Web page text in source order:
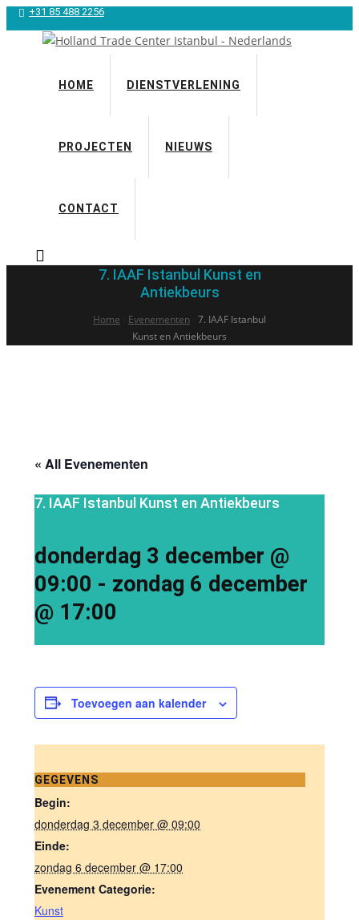
+31 85 488 2256
HOME DIENSTVERLENING
PROJECTEN NIEUWS
CONTACT
7. IAAF Istanbul Kunst en
Antiekbeurs
Home Evenementen 7. IAAF Istanbul
Kunst en Antiekbeurs
« All Evenementen
7. IAAF Istanbul Kunst en Antiekbeurs
donderdag 3 december @
09:00 - zondag 6 december
@ 17:00
Toevoegen aan kalender
GEGEVENS
Begin:
donderdag 3 december @ 09:00
Einde:
zondag 6 december @ 17:00
Evenement Categorie:
Kunst